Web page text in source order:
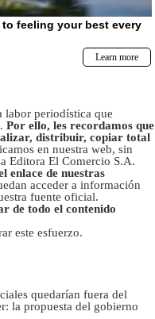
labor periodística que
Por ello, les recordamos que
distribuir, copiar total
en nuestra web, sin
Editora El Comercio S.A.
enlace de nuestras
acceder a información
fuente oficial.
de todo el contenido
este esfuerzo.
quedarían fuera del
la propuesta del gobierno